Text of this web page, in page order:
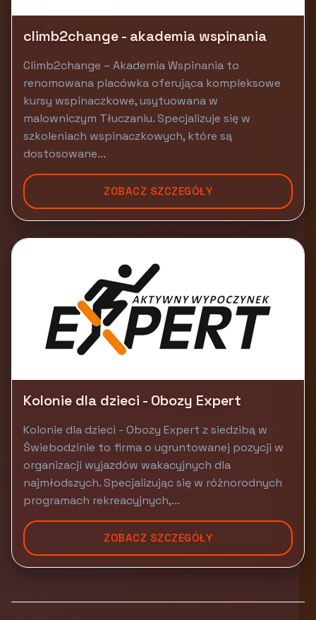
climb2change - akademia wspinania
Climb2change – Akademia Wspinania to
renomowana placówka oferująca kompleksowe
kursy wspinaczkowe, usytuowana w
malowniczym Tłuczaniu. Specjalizuje się w
szkoleniach wspinaczkowych, które są
dostosowane...
ZOBACZ SZCZEGÓŁY
Kolonie dla dzieci - Obozy Expert
Kolonie dla dzieci - Obozy Expert z siedzibą w
Świebodzinie to firma o ugruntowanej pozycji w
organizacji wyjazdów wakacyjnych dla
najmłodszych. Specjalizując się w różnorodnych
programach rekreacyjnych,...
ZOBACZ SZCZEGÓŁY